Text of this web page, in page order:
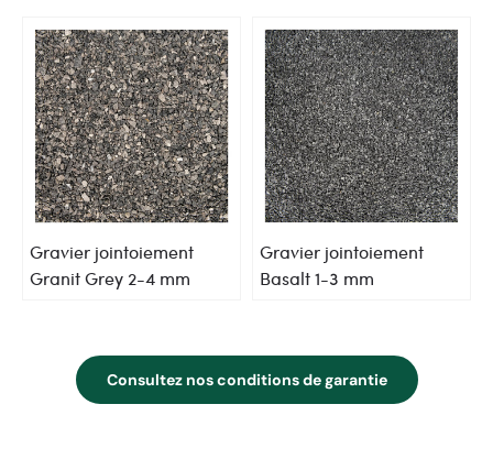
Gravier jointoiement
Granit Grey 2-4 mm
Gravier jointoiement
Basalt 1-3 mm
Consultez nos conditions de garantie